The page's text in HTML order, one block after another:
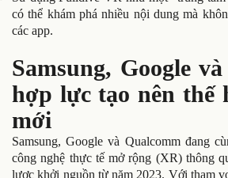
có thể khám phá nhiều nội dung mà
các app.
Samsung, Google
hợp lực tạo nên thế
mới
Samsung, Google và Qualcomm đang
công nghệ thực tế mở rộng (XR) thông
lược khởi nguồn từ năm 2023. Với tham